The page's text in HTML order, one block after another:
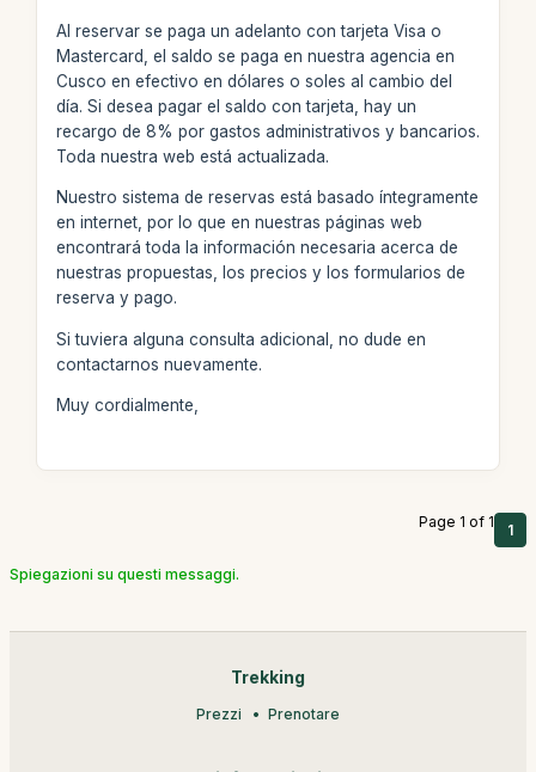
Al reservar se paga un adelanto con tarjeta Visa o
Mastercard, el saldo se paga en nuestra agencia en
Cusco en efectivo en dólares o soles al cambio del
día. Si desea pagar el saldo con tarjeta, hay un
recargo de 8% por gastos administrativos y bancarios.
Toda nuestra web está actualizada.
Nuestro sistema de reservas está basado íntegramente
en internet, por lo que en nuestras páginas web
encontrará toda la información necesaria acerca de
nuestras propuestas, los precios y los formularios de
reserva y pago.
Si tuviera alguna consulta adicional, no dude en
contactarnos nuevamente.
Muy cordialmente,
Page 1 of 1 1
Spiegazioni su questi messaggi.
Trekking
Prezzi Prenotare